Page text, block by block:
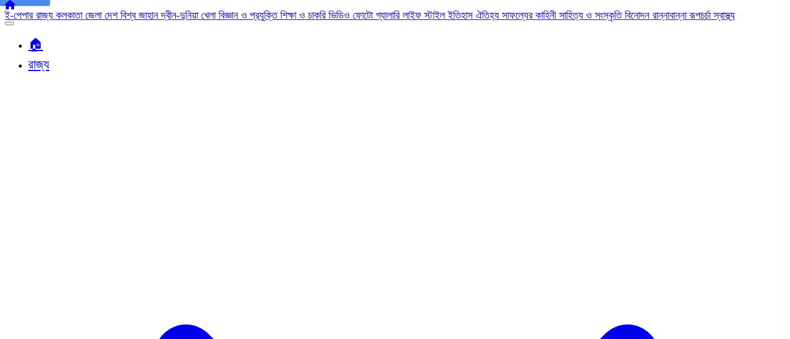
ই-পেপার রাজ্য কলকাতা জেলা দেশ বিশ্ব জাহানদ্বীন-দুনিয়া খেলা বিজ্ঞান ও প্রযুক্তি শিক্ষা ও চাকরি ভিডিও ফোটো গ্যালারি লাইফ স্টাইলইতিহাস ঐতিহ্য সাফল্যের কাহিনী সাহিত্য ও সংস্কৃতি বিনোদন রান্নাবান্নারূপচর্চাস্বাস্থ্য
🏠︎
রাজ্য